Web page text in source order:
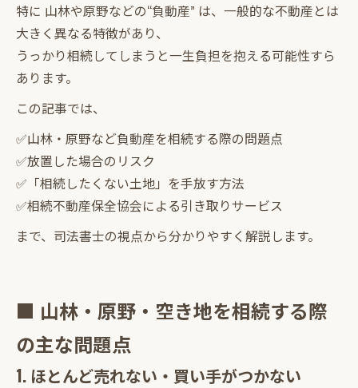
特に 山林や原野などの“負動産” は、一般的な不動産とは
大きく異なる特徴があり、
うっかり相続してしまうと一生負担を抱える可能性すら
あります。
この記事では、
✅山林・原野など負動産を相続する際の問題点
✅放置した場合のリスク
✅「相続したくない土地」を手放す方法
✅相続不動産保全協会による引き取りサービス
まで、司法書士の視点から分かりやすく解説します。
■ 山林・原野・空き地を相続する際
の主な問題点
1. ほとんど売れない・買い手がつかない